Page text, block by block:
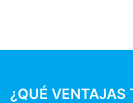
¿QUÉ VENTAJAS